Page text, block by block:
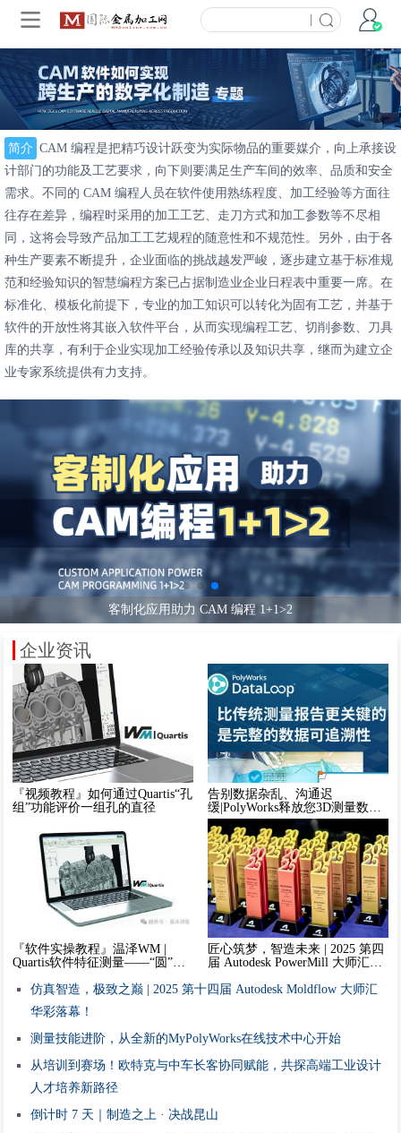
简介 CAM 编程是把精巧设计跃变为实际物品的重要媒介，向上承接设
计部门的功能及工艺要求，向下则要满足生产车间的效率、品质和安全
需求。不同的 CAM 编程人员在软件使用熟练程度、加工经验等方面往
往存在差异，编程时采用的加工工艺、走刀方式和加工参数等不尽相
同，这将会导致产品加工工艺规程的随意性和不规范性。另外，由于各
种生产要素不断提升，企业面临的挑战越发严峻，逐步建立基于标准规
范和经验知识的智慧编程方案已占据制造业企业日程表中重要一席。在
标准化、模板化前提下，专业的加工知识可以转化为固有工艺，并基于
软件的开放性将其嵌入软件平台，从而实现编程工艺、切削参数、刀具
库的共享，有利于企业实现加工经验传承以及知识共享，继而为建立企
业专家系统提供有力支持。
工信部：今年1-7月中国工业软件产品收入1219亿元
美国断供EDA，国产工业软件如何应对？
客制化应用助力 CAM 编程 1+1>2
企业资讯
『视频教程』如何通过Quartis“孔
组”功能评价一组孔的直径
告别数据杂乱、沟通迟
缓|PolyWorks释放您3D测量数据
的全部潜能
『软件实操教程』温泽WM |
Quartis软件特征测量——“圆”的
匠心筑梦，智造未来 | 2025 第四
届 Autodesk PowerMill 大师汇完
仿真智造，极致之巅 | 2025 第十四届 Autodesk Moldflow 大师汇
华彩落幕！
测量技能进阶，从全新的MyPolyWorks在线技术中心开始
从培训到赛场！欧特克与中车长客协同赋能，共探高端工业设计
人才培养新路径
倒计时 7 天｜制造之上 · 决战昆山